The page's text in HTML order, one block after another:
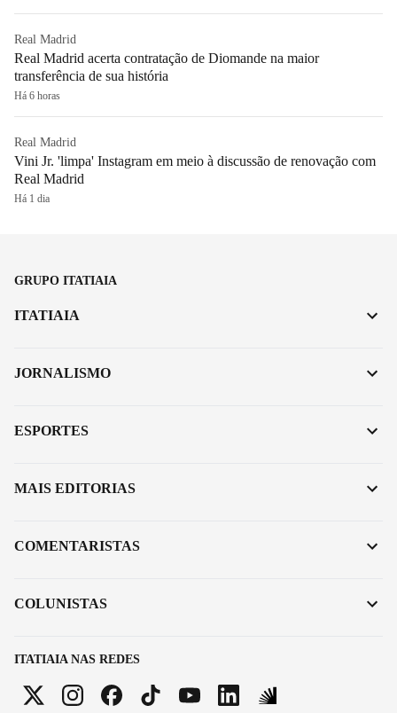
Real Madrid
Real Madrid acerta contratação de Diomande na maior
transferência de sua história
Há 6 horas
Real Madrid
Vini Jr. 'limpa' Instagram em meio à discussão de renovação com
Real Madrid
Há 1 dia
GRUPO ITATIAIA
ITATIAIA NAS REDES
ITATIAIA
JORNALISMO
ESPORTES
MAIS EDITORIAS
COMENTARISTAS
COLUNISTAS